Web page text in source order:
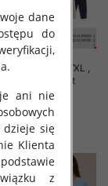
Roz S/M-L/XL ,
Paczka 10 szt
zł
szczegóły
dane
do
ani nie
dzieje się
Klienta
z